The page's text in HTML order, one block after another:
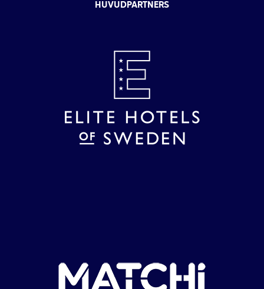
HUVUDPARTNERS